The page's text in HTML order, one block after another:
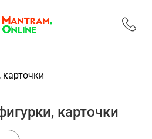
карточки